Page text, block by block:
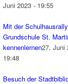
Juni 2023 - 19:55
Mit der
Grund­schu­le St.
kennenlernen27. Juni
19:48
Besuch der